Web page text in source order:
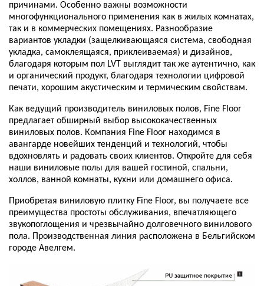
причинами. Особенно важны возможности
многофункционального применения как в жилых комнатах,
так и в коммерческих помещениях. Разнообразие
вариантов укладки (защелкивающаяся система, свободная
укладка, самоклеящаяся, приклеиваемая) и дизайнов,
благодаря которым пол LVT выглядит так же аутентично, как
и органический продукт, благодаря технологии цифровой
печати, хорошим акустическим и термическим свойствам.
Как ведущий производитель виниловых полов, Fine Floor
предлагает обширный выбор высококачественных
виниловых полов. Компания Fine Floor находимся в
авангарде новейших тенденций и технологий, чтобы
вдохновлять и радовать своих клиентов. Откройте для себя
наши виниловые полы для вашей гостиной, спальни,
холлов, ванной комнаты, кухни или домашнего офиса.
Приобретая виниловую плитку Fine Floor, вы получаете все
преимущества простоты обслуживания, впечатляющего
звукопоглощения и чрезвычайно долговечного винилового
пола. Производственная линия расположена в Бельгийском
городе Авелгем.